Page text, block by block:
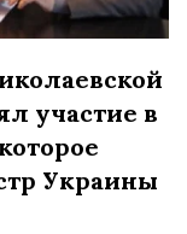
участие в
Украины